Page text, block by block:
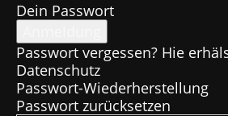
Dein Passwort
Passwort vergessen? Hie
Datenschutz
Passwort-Wiederherstellung
Passwort zurücksetzen